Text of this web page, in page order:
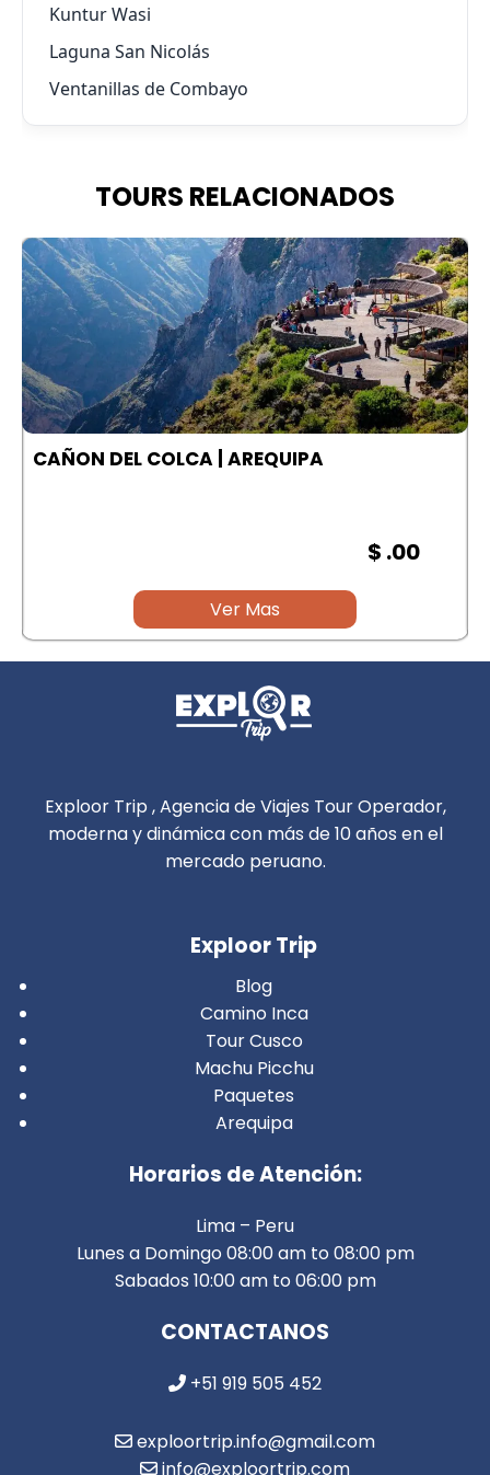
Kuntur Wasi
Laguna San Nicolás
Ventanillas de Combayo
TOURS RELACIONADOS
CAÑON DEL COLCA | AREQUIPA
$ .00
Ver Mas
Exploor Trip , Agencia de Viajes Tour Operador,
moderna y dinámica con más de 10 años en el
mercado peruano.
Exploor Trip
Blog
Camino Inca
Tour Cusco
Machu Picchu
Paquetes
Arequipa
Horarios de Atención:
Lima – Peru
Lunes a Domingo 08:00 am to 08:00 pm
Sabados 10:00 am to 06:00 pm
CONTACTANOS
+51 919 505 452
exploortrip.info@gmail.com
info@exploortrip.com